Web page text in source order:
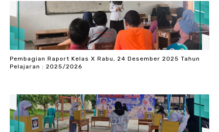
Pembagian Raport Kelas X Rabu, 24 Desember 2025 Tahun
Pelajaran : 2025/2026